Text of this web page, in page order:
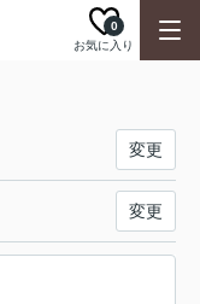
お気に入り
0
変更
変更